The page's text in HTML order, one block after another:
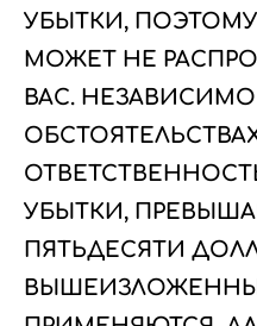
УБЫТКИ,
МОЖЕТ НЕ
ВАС.
УБЫТКИ,
ПЯТЬДЕСЯТИ